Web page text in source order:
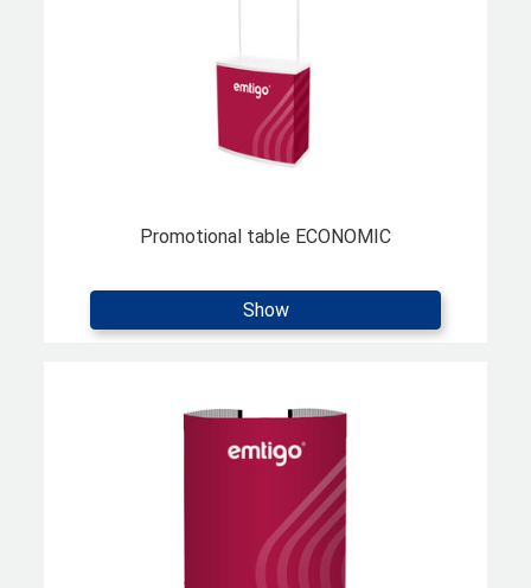
Promotional table ECONOMIC
Show